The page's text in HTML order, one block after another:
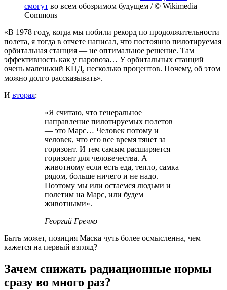
смогут во всем обозримом будущем / © Wikimedia
Commons
«В 1978 году, когда мы побили рекорд по продолжительности
полета, я тогда в отчете написал, что постоянно пилотируемая
орбитальная станция — не оптимальное решение. Там
эффективность как у паровоза… У орбитальных станций
очень маленький КПД, несколько процентов. Почему, об этом
можно долго рассказывать».
И вторая:
«Я считаю, что генеральное
направление пилотируемых полетов
— это Марс… Человек потому и
человек, что его все время тянет за
горизонт. И тем самым расширяется
горизонт для человечества. А
животному если есть еда, тепло, самка
рядом, больше ничего и не надо.
Поэтому мы или остаемся людьми и
полетим на Марс, или будем
животными».
Георгий Гречко
Быть может, позиция Маска чуть более осмысленна, чем
кажется на первый взгляд?
Зачем снижать радиационные нормы
сразу во много раз?